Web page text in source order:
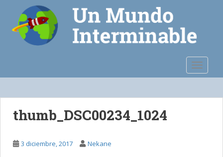
i
thumb_DSC00234_1024
3 diciembre, 2017 Nekane